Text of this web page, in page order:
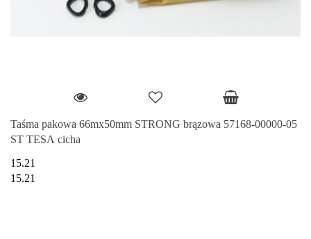
Taśma pakowa 66mx50mm STRONG brązowa 57168-00000-05
ST TESA cicha
15.21
15.21